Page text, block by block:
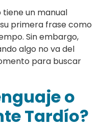
tiene un manual
primera frase como
Sin embargo,
algo no va del
para buscar
o
Tardío?